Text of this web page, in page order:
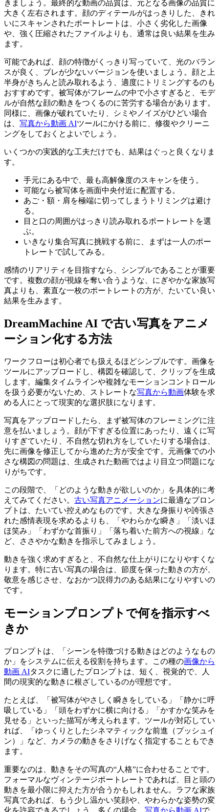
きましょう。最終的な動画の品質は、元となる画像の品質に
大きく左右されます。顔のディテールがはっきりした、きれ
いにスキャンされたポートレートは、小さく劣化した画像
や、強く圧縮されたファイルよりも、通常は良い結果を生み
ます。
可能であれば、顔の特徴がくっきり写っていて、光のバラン
スが良く、ブレが少ないバージョンを使いましょう。顔と上
半身がきちんと読み取れるよう、適度にトリミングするのも
おすすめです。被写体がフレームの中で小さすぎると、モデ
ルが自然な顔の動きをつくるのに苦労する場合があります。
同様に、画像が破れていたり、シミやノイズがひどい場合
は、 写真から動画 AIツールにかける前に、修復やクリーニ
ングをしておくとよいでしょう。
いくつかの実践的な工夫だけでも、結果はぐっと良くなりま
す。
手元にある中で、最も高解像度のスキャンを使う。
可能なら被写体を画面中央付近に配置する。
あご・額・肩を極端に切ってしまうトリミングは避け
る。
目と口の周囲がはっきり読み取れるポートレートを選
ぶ。
いきなり集合写真に挑戦する前に、まずは一人のポー
トレートで試してみる。
感情のリアリティを目指すなら、シンプルであることが重要
です。複数の顔が視線を奪い合うような、にぎやかな家族写
真よりも、素直な一枚のポートレートの方が、たいてい良い
結果を生みます。
DreamMachine AI で古い写真をアニメ
ーション化する方法
ワークフローは初心者でも扱えるほどシンプルです。画像を
ツールにアップロードし、構図を確認して、クリップを生成
します。編集タイムラインや複雑なモーションコントロール
を扱う必要がないため、ストレートな写真から動画体験を求
める人にとって現実的な選択肢になります。
写真をアップロードしたら、まず被写体のフレーミングに注
意を払いましょう。顔が下すぎる位置にあったり、遠くに写
りすぎていたり、不自然な切れ方をしていたりする場合は、
先に画像を修正してから進めた方が安全です。元画像での小
さな構図の問題は、生成された動画ではより目立つ問題にな
りがちです。
この段階で、「どのような動きが欲しいのか」を具体的に考
えてみてください。 古い写真アニメーションに最適なプロン
プトは、たいてい控えめなものです。大きな身振りや誇張さ
れた感情表現を求めるよりも、「やわらかな瞬き」「淡いほ
ほ笑み」「わずかな首振り」「落ち着いた前方への視線」な
ど、ささやかな動きを指示してみましょう。
動きを強く求めすぎると、不自然な仕上がりになりやすくな
ります。特に古い写真の場合は、節度を保った動きの方が、
敬意を感じさせ、なおかつ説得力のある結果になりやすいの
です。
モーションプロンプトで何を指示すべ
きか
プロンプトは、「シーンを特徴づける動きはどのようなもの
か」をシステムに伝える役割を持ちます。この種の画像から
動画 AIタスクに適したプロンプトは、短く、視覚的で、人
間の現実的な動きに根ざしているのが理想です。
たとえば、「被写体がやさしく瞬きをしている」「静かに呼
吸している」「頭をわずかに横に向ける」「かすかな笑みを
見せる」といった描写が考えられます。ツールが対応してい
れば、「ゆっくりとしたシネマティックな前進（プッシュイ
ン）」など、カメラの動きをさりげなく指定することもでき
ます。
重要なのは、動きをその写真の“人格”に合わせることです。
フォーマルなヴィンテージポートレートであれば、目と頭の
動きを最小限に抑えた方が合うかもしれません。ラフな家族
写真であれば、もう少し温かい笑顔や、やわらかな姿勢の変